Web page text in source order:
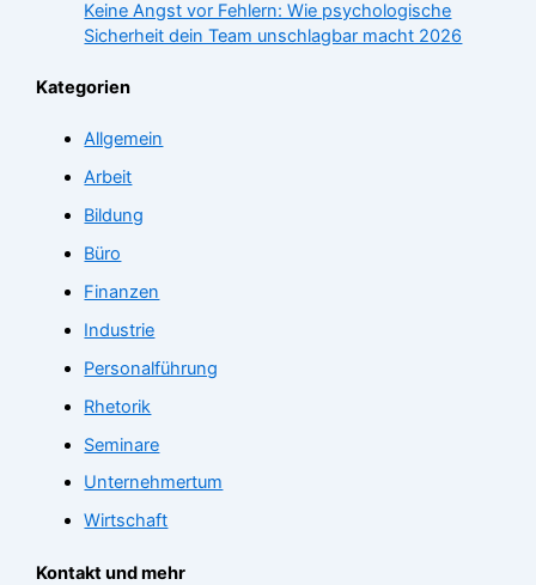
Keine Angst vor Fehlern: Wie psychologische
Sicherheit dein Team unschlagbar macht 2026
Kategorien
Allgemein
Arbeit
Bildung
Büro
Finanzen
Industrie
Personalführung
Rhetorik
Seminare
Unternehmertum
Wirtschaft
Kontakt und mehr